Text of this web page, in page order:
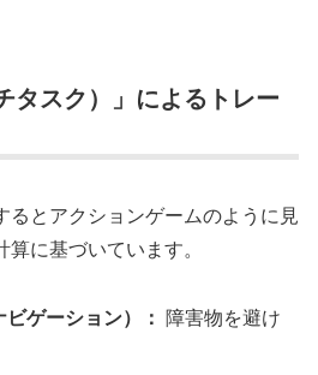
タスク）」によるトレー
るとアクションゲームのように見
に基づいています。
ゲーション）： 障害物を避け